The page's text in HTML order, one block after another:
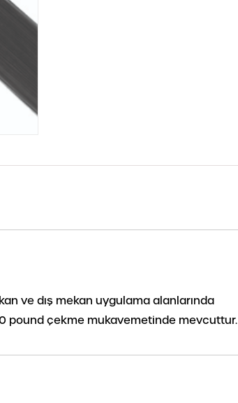
ve dış mekan uygulama alanlarında
pound çekme mukavemetinde mevcuttur.